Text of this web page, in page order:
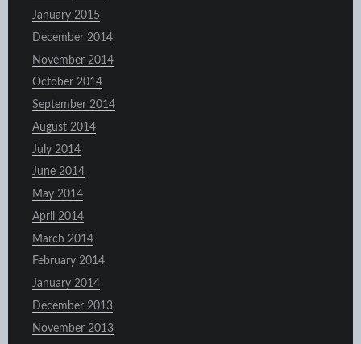
January 2015
December 2014
November 2014
October 2014
September 2014
August 2014
July 2014
June 2014
May 2014
April 2014
March 2014
February 2014
January 2014
December 2013
November 2013